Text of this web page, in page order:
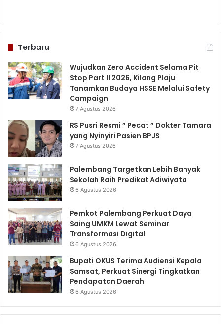
Terbaru
Wujudkan Zero Accident Selama Pit
Stop Part II 2026, Kilang Plaju
Tanamkan Budaya HSSE Melalui Safety
Campaign
7 Agustus 2026
RS Pusri Resmi ” Pecat ” Dokter Tamara
yang Nyinyiri Pasien BPJS
7 Agustus 2026
Palembang Targetkan Lebih Banyak
Sekolah Raih Predikat Adiwiyata
6 Agustus 2026
Pemkot Palembang Perkuat Daya
Saing UMKM Lewat Seminar
Transformasi Digital
6 Agustus 2026
Bupati OKUS Terima Audiensi Kepala
Samsat, Perkuat Sinergi Tingkatkan
Pendapatan Daerah
6 Agustus 2026